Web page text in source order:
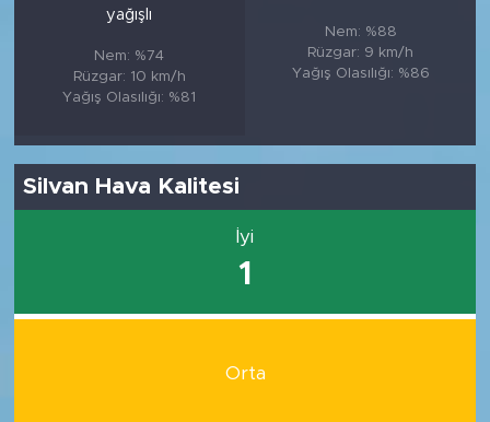
yağışlı
Nem: %74
Rüzgar: 10 km/h
Yağış Olasılığı: %81
Nem: %88
Rüzgar: 9 km/h
Yağış Olasılığı: %86
Silvan Hava Kalitesi
İyi
1
Orta